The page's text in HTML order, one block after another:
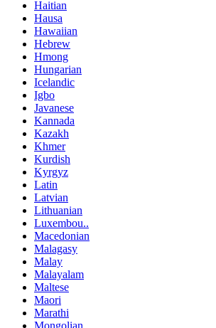
Haitian
Hausa
Hawaiian
Hebrew
Hmong
Hungarian
Icelandic
Igbo
Javanese
Kannada
Kazakh
Khmer
Kurdish
Kyrgyz
Latin
Latvian
Lithuanian
Luxembou..
Macedonian
Malagasy
Malay
Malayalam
Maltese
Maori
Marathi
Mongolian